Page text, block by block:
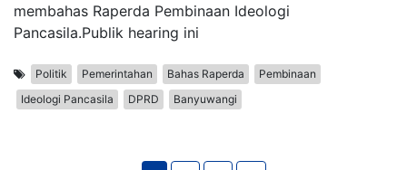
membahas Raperda Pembinaan Ideologi
Pancasila.Publik hearing ini
Politik Pemerintahan Bahas Raperda
Pembinaan
Ideologi Pancasila
DPRD Banyuwangi